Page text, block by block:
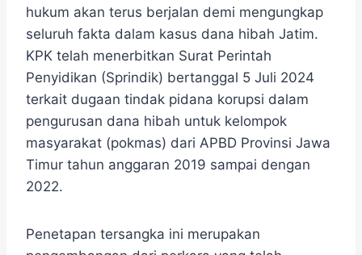
hukum akan terus berjalan demi mengungkap
seluruh fakta dalam kasus dana hibah Jatim.
KPK telah menerbitkan Surat Perintah
Penyidikan (Sprindik) bertanggal 5 Juli 2024
terkait dugaan tindak pidana korupsi dalam
pengurusan dana hibah untuk kelompok
masyarakat (pokmas) dari APBD Provinsi Jawa
Timur tahun anggaran 2019 sampai dengan
2022.
Penetapan tersangka ini merupakan